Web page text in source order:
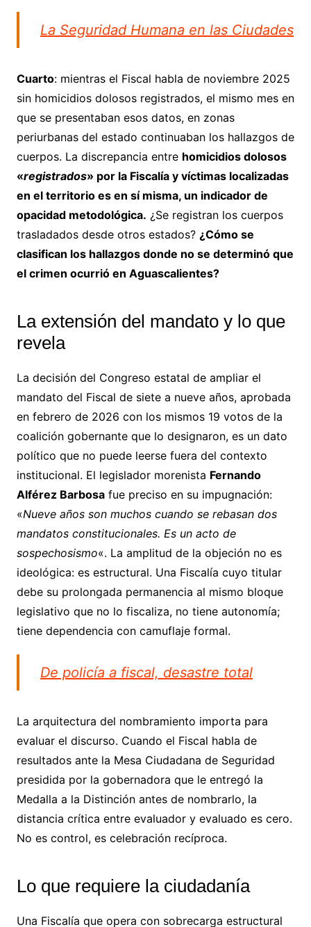
La Seguridad Humana en las Ciudades
Cuarto: mientras el Fiscal habla de noviembre 2025
sin homicidios dolosos registrados, el mismo mes en
que se presentaban esos datos, en zonas
periurbanas del estado continuaban los hallazgos de
cuerpos. La discrepancia entre homicidios dolosos
«registrados» por la Fiscalía y víctimas localizadas
en el territorio es en sí misma, un indicador de
opacidad metodológica. ¿Se registran los cuerpos
trasladados desde otros estados? ¿Cómo se
clasifican los hallazgos donde no se determinó que
el crimen ocurrió en Aguascalientes?
La extensión del mandato y lo que
revela
La decisión del Congreso estatal de ampliar el
mandato del Fiscal de siete a nueve años, aprobada
en febrero de 2026 con los mismos 19 votos de la
coalición gobernante que lo designaron, es un dato
político que no puede leerse fuera del contexto
institucional. El legislador morenista Fernando
Alférez Barbosafue preciso en su impugnación:
«Nueve años son muchos cuando se rebasan dos
mandatos constitucionales. Es un acto de
sospechosismo«. La amplitud de la objeción no es
ideológica: es estructural. Una Fiscalía cuyo titular
debe su prolongada permanencia al mismo bloque
legislativo que no lo fiscaliza, no tiene autonomía;
tiene dependencia con camuflaje formal.
De policía a fiscal, desastre total
La arquitectura del nombramiento importa para
evaluar el discurso. Cuando el Fiscal habla de
resultados ante la Mesa Ciudadana de Seguridad
presidida por la gobernadora que le entregó la
Medalla a la Distinción antes de nombrarlo, la
distancia crítica entre evaluador y evaluado es cero.
No es control, es celebración recíproca.
Lo que requiere la ciudadanía
Una Fiscalía que opera con sobrecarga estructural